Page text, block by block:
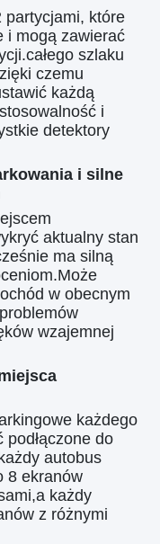
partycjami, które
i mogą zawierać
szlaku
czemu
każdą
i
detektory
i silne
aktualny stan
ma silną
w obecnym
wzajemnej
każdego
do
autobus
8 ekranów
każdy
z różnymi